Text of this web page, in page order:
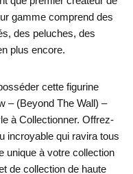
gamme comprend des
des peluches, des
plus encore.
cette figurine
– (Beyond The Wall) –
à Collectionner. Offrez-
incroyable qui ravira tous
unique à votre collection
de collection de haute